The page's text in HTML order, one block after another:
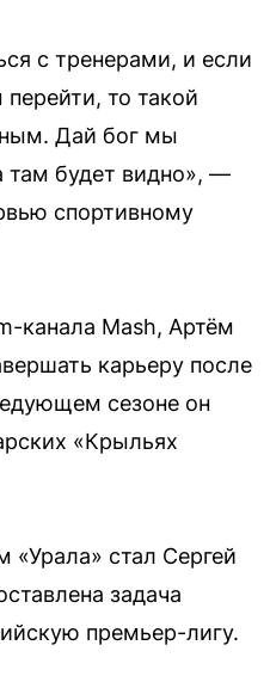
с тренерами, и если
то такой
Дай бог мы
там будет видно», —
спортивному
канала Mash, Артём
карьеру после
сезоне он
«Крыльях
«Урала» стал Сергей
задача
премьер-лигу.